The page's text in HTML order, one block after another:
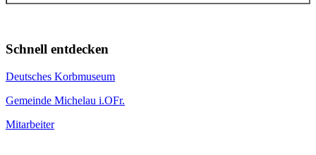
Schnell entdecken
Deutsches Korbmuseum
Gemeinde Michelau i.OFr.
Mitarbeiter